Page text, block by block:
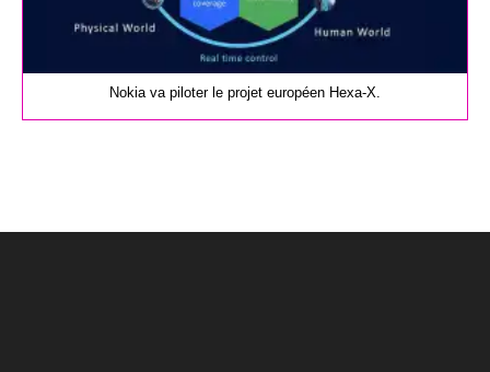
Nokia va piloter le projet européen Hexa-X.